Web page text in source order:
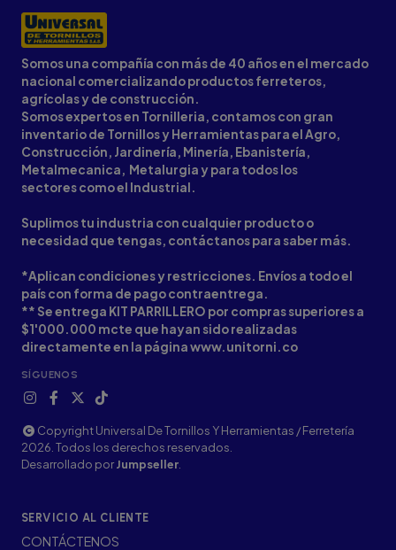
Somos una compañía con más de 40 años en el mercado
nacional comercializando productos ferreteros,
agrícolas y de construcción.
Somos expertos en Tornilleria, contamos con gran
inventario de Tornillos y Herramientas para el Agro,
Construcción, Jardinería, Minería, Ebanistería,
Metalmecanica, Metalurgia y para todos los
sectores como el Industrial.
Suplimos tu industria con cualquier producto o
necesidad que tengas, contáctanos para saber más.
*Aplican condiciones y restricciones. Envíos a todo el
país con forma de pago contraentrega.
** Se entrega KIT PARRILLERO por compras superiores a
$1'000.000 mcte que hayan sido realizadas
directamente en la página www.unitorni.co
SÍGUENOS
Copyright Universal De Tornillos Y Herramientas / Ferretería
2026. Todos los derechos reservados.
Desarrollado porJumpseller
SERVICIO AL CLIENTE
CONTÁCTENOS